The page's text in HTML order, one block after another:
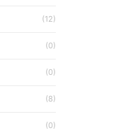
(12)
(0)
(0)
(8)
(0)